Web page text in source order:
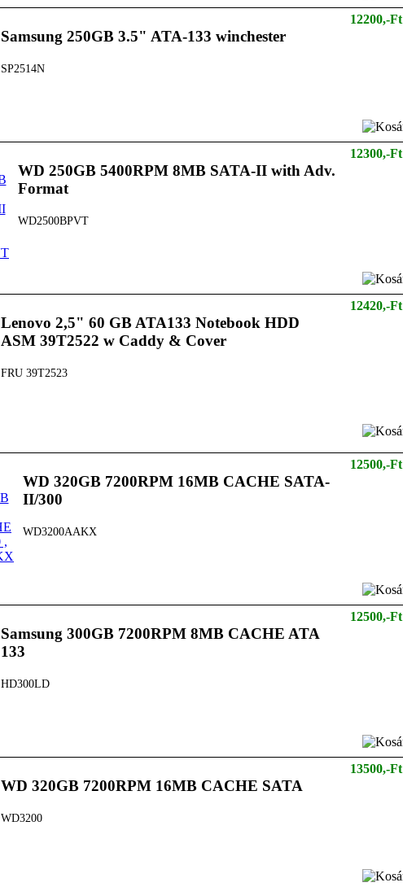
Samsung 250GB 3.5" ATA-133 winchester
SP2514N
12200,-Ft
WD 250GB 5400RPM 8MB SATA-II with Adv.
Format
WD2500BPVT
12300,-Ft
Lenovo 2,5" 60 GB ATA133 Notebook HDD
ASM 39T2522 w Caddy & Cover
FRU 39T2523
12420,-Ft
WD 320GB 7200RPM 16MB CACHE SATA-
II/300
WD3200AAKX
12500,-Ft
Samsung 300GB 7200RPM 8MB CACHE ATA
133
HD300LD
12500,-Ft
WD 320GB 7200RPM 16MB CACHE SATA
WD3200
13500,-Ft